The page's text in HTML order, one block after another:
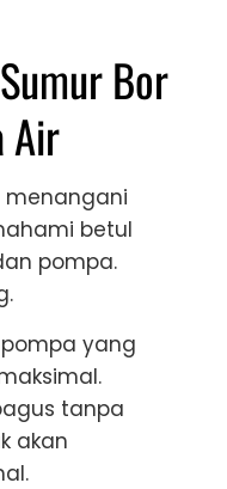
Bor
Air
menangani
betul
pompa.
yang
tanpa
akan